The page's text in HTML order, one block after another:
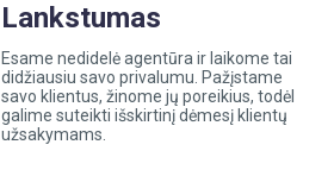
Lankstumas
Esame nedidelė agentūra ir laikome tai
didžiausiu savo privalumu. Pažįstame
savo klientus, žinome jų poreikius, todėl
galime suteikti išskirtinį dėmesį klientų
užsakymams.